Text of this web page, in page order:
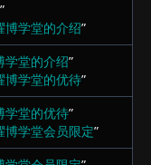
”
博学堂的介绍”
学堂的介绍”
博学堂的优待”
学堂的优待”
博学堂会员限定”